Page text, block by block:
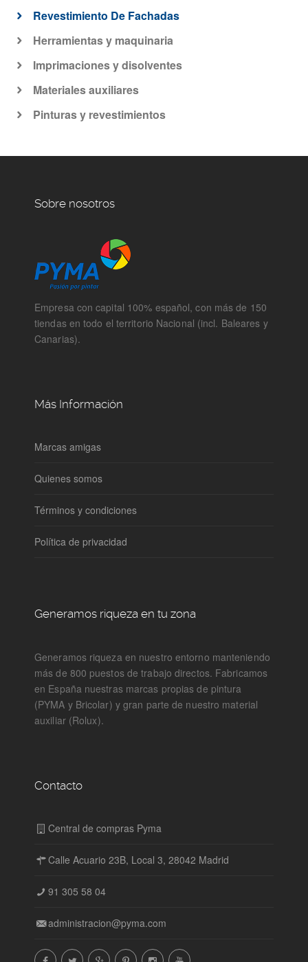
Revestimiento De Fachadas
Herramientas y maquinaria
Imprimaciones y disolventes
Materiales auxiliares
Pinturas y revestimientos
Sobre nosotros
Empresa con capital 100% español, con más de 150
tiendas en todo el territorio Nacional (incl. Baleares y
Canarias).
Más Información
Marcas amigas
Quienes somos
Términos y condiciones
Política de privacidad
Generamos riqueza en tu zona
Generamos riqueza en nuestro entorno manteniendo
más de 800 puestos de trabajo directos. Fabricamos
en España nuestras marcas propias de pintura
(PYMA y Bricolar) y gran parte de nuestro material
auxiliar (Rolux).
Contacto
Central de compras Pyma
Calle Acuario 23B, Local 3, 28042 Madrid
91 305 58 04
administracion@pyma.com